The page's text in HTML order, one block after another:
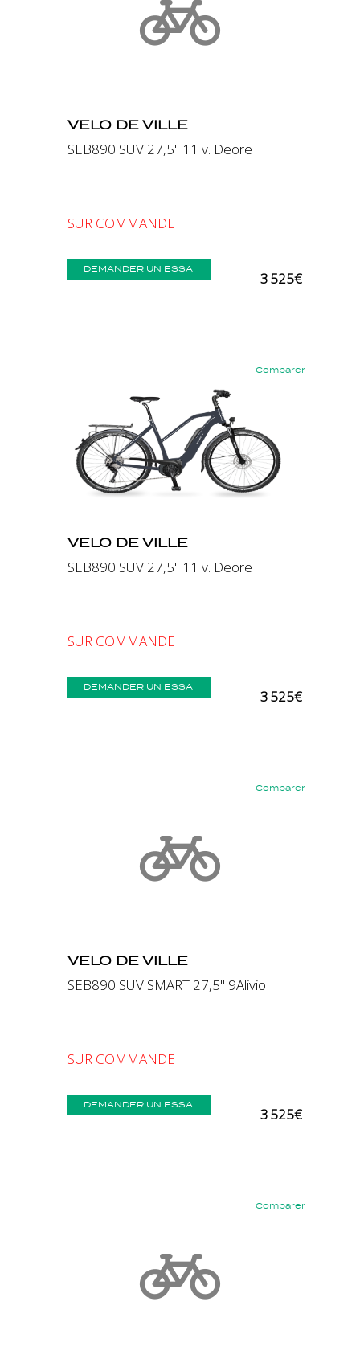
Précédent
VELO DE VILLE
SEB890 SUV 27,5" 11 v. Deore
SUR COMMANDE
DEMANDER UN ESSAI
3 525€
Comparer
Précédent
VELO DE VILLE
SEB890 SUV 27,5" 11 v. Deore
SUR COMMANDE
DEMANDER UN ESSAI
3 525€
Comparer
Précédent
VELO DE VILLE
SEB890 SUV SMART 27,5" 9Alivio
SUR COMMANDE
DEMANDER UN ESSAI
3 525€
Comparer
Précédent